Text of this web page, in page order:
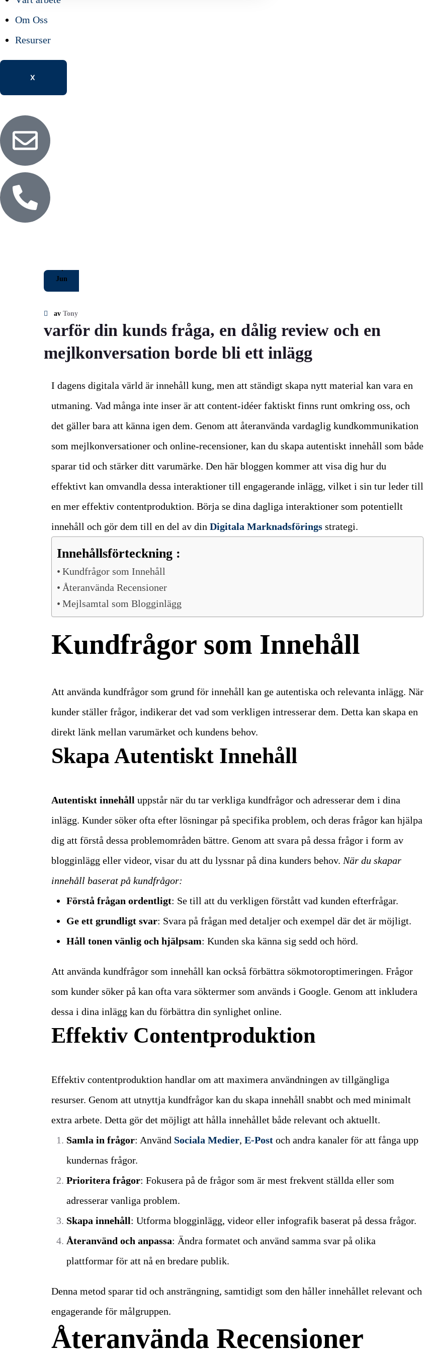
Om Oss
Resurser
X
4
Jun
av Tony
varför din kunds fråga, en dålig review och en
mejlkonversation borde bli ett inlägg
I dagens digitala värld är innehåll kung, men att ständigt skapa nytt material kan vara en
utmaning. Vad många inte inser är att content-idéer faktiskt finns runt omkring oss, och
det gäller bara att känna igen dem. Genom att återanvända vardaglig kundkommunikation
som mejlkonversationer och online-recensioner, kan du skapa autentiskt innehåll som både
sparar tid och stärker ditt varumärke. Den här bloggen kommer att visa dig hur du
effektivt kan omvandla dessa interaktioner till engagerande inlägg, vilket i sin tur leder till
en mer effektiv contentproduktion. Börja se dina dagliga interaktioner som potentiellt
innehåll och gör dem till en del av din Digitala Marknadsförings strategi.
Innehållsförteckning :
Kundfrågor som Innehåll
Återanvända Recensioner
Mejlsamtal som Blogginlägg
Kundfrågor som Innehåll
Att använda kundfrågor som grund för innehåll kan ge autentiska och relevanta inlägg. När
kunder ställer frågor, indikerar det vad som verkligen intresserar dem. Detta kan skapa en
direkt länk mellan varumärket och kundens behov.
Skapa Autentiskt Innehåll
Autentiskt innehåll uppstår när du tar verkliga kundfrågor och adresserar dem i dina
inlägg. Kunder söker ofta efter lösningar på specifika problem, och deras frågor kan hjälpa
dig att förstå dessa problemområden bättre. Genom att svara på dessa frågor i form av
blogginlägg eller videor, visar du att du lyssnar på dina kunders behov. När du skapar
innehåll baserat på kundfrågor:
Förstå frågan ordentligt: Se till att du verkligen förstått vad kunden efterfrågar.
Ge ett grundligt svar: Svara på frågan med detaljer och exempel där det är möjligt.
Håll tonen vänlig och hjälpsam: Kunden ska känna sig sedd och hörd.
Att använda kundfrågor som innehåll kan också förbättra sökmotoroptimeringen. Frågor
som kunder söker på kan ofta vara söktermer som används i Google. Genom att inkludera
dessa i dina inlägg kan du förbättra din synlighet online.
Effektiv Contentproduktion
Effektiv contentproduktion handlar om att maximera användningen av tillgängliga
resurser. Genom att utnyttja kundfrågor kan du skapa innehåll snabbt och med minimalt
extra arbete. Detta gör det möjligt att hålla innehållet både relevant och aktuellt.
Samla in frågor: Använd Sociala Medier, E-Post och andra kanaler för att fånga upp
kundernas frågor.
Prioritera frågor: Fokusera på de frågor som är mest frekvent ställda eller som
adresserar vanliga problem.
Skapa innehåll: Utforma blogginlägg, videor eller infografik baserat på dessa frågor.
Återanvänd och anpassa: Ändra formatet och använd samma svar på olika
plattformar för att nå en bredare publik.
Denna metod sparar tid och ansträngning, samtidigt som den håller innehållet relevant och
engagerande för målgruppen.
Återanvända Recensioner